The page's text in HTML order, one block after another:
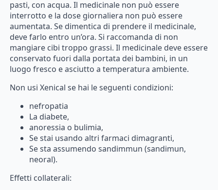
pasti, con acqua. Il medicinale non può essere
interrotto e la dose giornaliera non può essere
aumentata. Se dimentica di prendere il medicinale,
devefarlo entro un’ora. Si raccomanda di non
mangiare cibi troppo grassi. Il medicinale deve essere
conservato fuori dalla portata dei bambini, in un
luogo fresco easciutto a temperatura ambiente.
Non usi Xenical se hai leseguenti condizioni:
nefropatia
La diabete,
anoressia o bulimia,
Sestai usando altri farmaci dimagranti,
Sesta assumendo sandimmun (sandimun,
neoral).
Effetti collaterali: